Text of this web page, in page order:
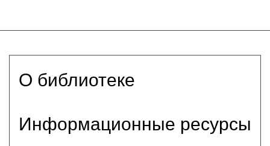
О библиотеке
Информационные ресурсы